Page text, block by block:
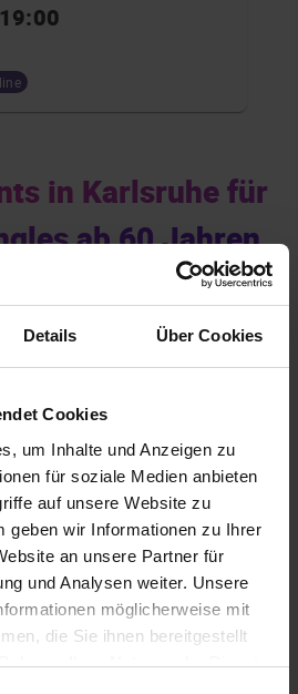
Details Über Cookies
Cookies
um Inhalte und Anzeigen zu
für soziale Medien anbieten
auf unsere Website zu
geben wir Informationen zu Ihrer
an unsere Partner für
und Analysen weiter. Unsere
möglicherweise mit
die Sie ihnen bereitgestellt
Ihrer Nutzung der Dienste
in Karlsruhe für
ab 60 Jahren